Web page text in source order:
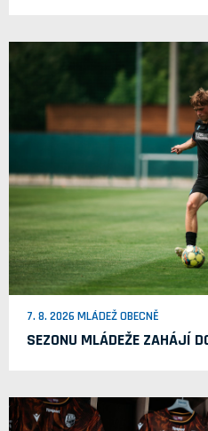
7. 8. 2026 MLÁDEŽ OBECNĚ
SEZONU MLÁDEŽE ZAHÁJÍ